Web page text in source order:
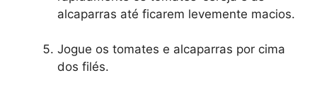
alcaparras até ficarem levemente macios.
Jogue os tomates e alcaparras por cima
dos filés.